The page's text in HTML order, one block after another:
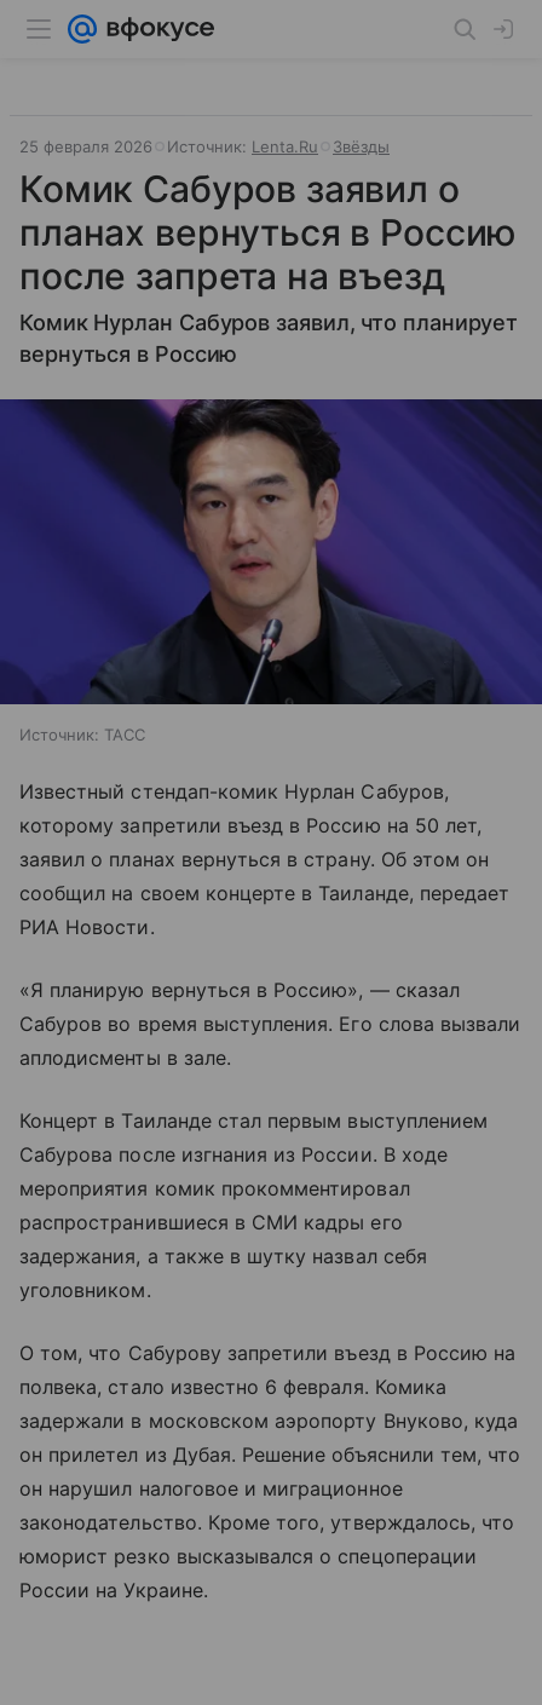
25 февраля 2026 Источник: Lenta.Ru Звёзды
Комик Сабуров заявил о
планах вернуться в Россию
после запрета на въезд
Комик Нурлан Сабуров заявил, что планирует
вернуться в Россию
Источник: ТАСС
Известный стендап-комик Нурлан Сабуров,
которому запретили въезд в Россию на 50 лет,
заявил о планах вернуться в страну. Об этом он
сообщил на своем концерте в Таиланде, передает
РИА Новости.
«Я планирую вернуться в Россию», — сказал
Сабуров во время выступления. Его слова вызвали
аплодисменты в зале.
Концерт в Таиланде стал первым выступлением
Сабурова после изгнания из России. В ходе
мероприятия комик прокомментировал
распространившиеся в СМИ кадры его
задержания, а также в шутку назвал себя
уголовником.
О том, что Сабурову запретили въезд в Россию на
полвека, стало известно 6 февраля. Комика
задержали в московском аэропорту Внуково, куда
он прилетел из Дубая. Решение объяснили тем, что
он нарушил налоговое и миграционное
законодательство. Кроме того, утверждалось, что
юморист резко высказывался о спецоперации
России на Украине.